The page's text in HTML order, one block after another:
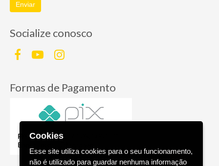
Enviar
Socialize conosco
Formas de Pagamento
Cookies
Esse site utiliza cookies para o seu funcionamento,
não é utilizado para guardar nenhuma informação